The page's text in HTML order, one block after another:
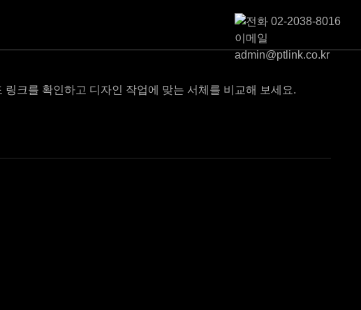
크를 확인하고 디자인 작업에 맞는 서체를 비교해 보세요.